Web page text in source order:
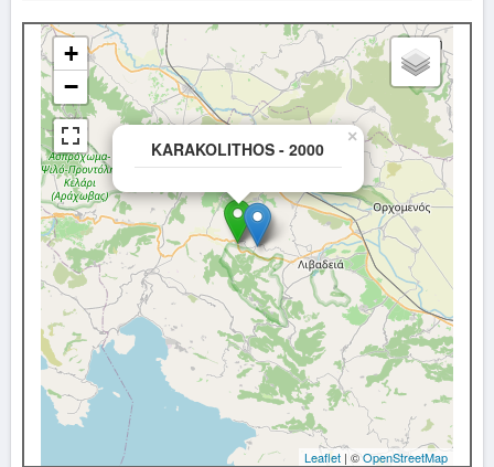
KARAKOLITHOS - 2000
×
+
−
Leaflet | ©OpenStreetMap